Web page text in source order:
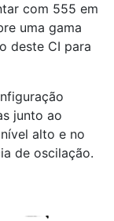
com 555 em
uma gama
deste CI para
junto ao
alto e no
de oscilação.